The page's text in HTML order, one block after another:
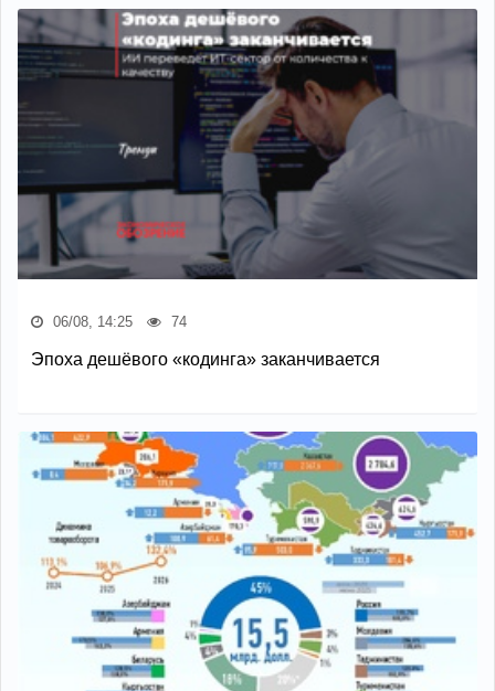
06/08, 14:25 74
Эпоха дешёвого «кодинга» заканчивается